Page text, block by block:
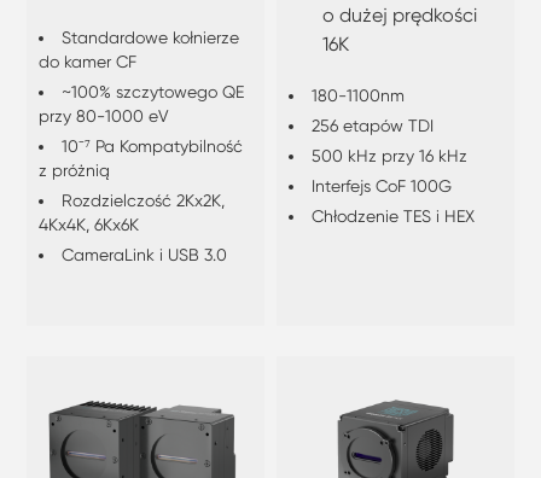
próżnią, do
bezpośredniego
wykrywania
rentgenowskich i
EUV
Standardowe kołnierze
do kamer CF
~100% szczytowego QE
przy 80-1000 eV
10⁻⁷ Pa Kompatybilność
z próżnią
Rozdzielczość 2Kx2K,
4Kx4K, 6Kx6K
CameraLink i USB 3.0
o dużej prędkości
16K
180-1100nm
256 etapów TDI
500 kHz przy 16 kHz
Interfejs CoF 100G
Chłodzenie TES i HEX